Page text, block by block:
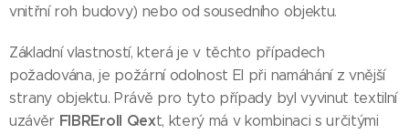
vnitřní roh budovy) nebo od sousedního objektu.
Základní vlastností, která je v těchto případech
požadována, je požární odolnost EI při namáhání z vnější
strany objektu. Právě pro tyto případy byl vyvinut textilní
uzávěr FIBREroll Qext, který má v kombinaci s určitými